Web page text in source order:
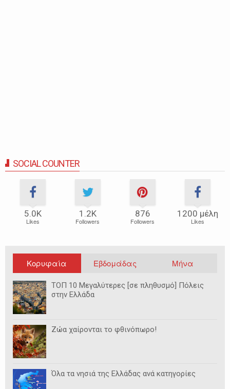
SOCIAL COUNTER
5.0Κ
Likes
1.2Κ
Followers
876
Followers
1200 μέλη
Likes
Κορυφαία Εβδομάδας Μήνα
ΤΟΠ 10 Μεγαλύτερες [σε πληθυσμό] Πόλεις
στην Ελλάδα
Ζώα χαίρονται το φθινόπωρο!
Όλα τα νησιά της Ελλάδας ανά κατηγορίες